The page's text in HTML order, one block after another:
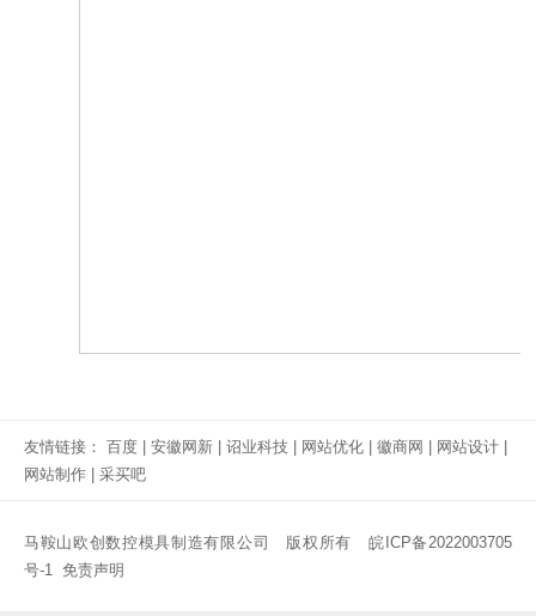
友情链接： 百度 安徽网新 诏业科技 网站优化 徽商网 网站设计
网站制作
采买吧
马鞍山欧创数控模具制造有限公司 版权所有 皖ICP备2022003705
号-1
免责声明